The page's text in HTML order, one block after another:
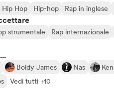
Hop Hip-hop Rap in inglese
strumentale Rap internazionale
Boldy James Nas
Vedi tutti +10